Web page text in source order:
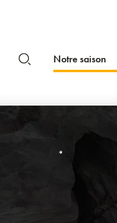
Notre saison